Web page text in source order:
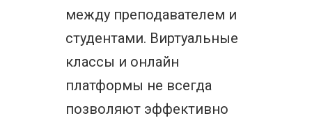
между преподавателем и
студентами. Виртуальные
классы и онлайн
платформы не всегда
позволяют эффективно